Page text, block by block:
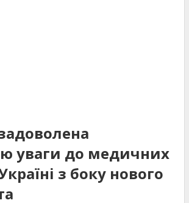
уваги до медичних
з боку нового